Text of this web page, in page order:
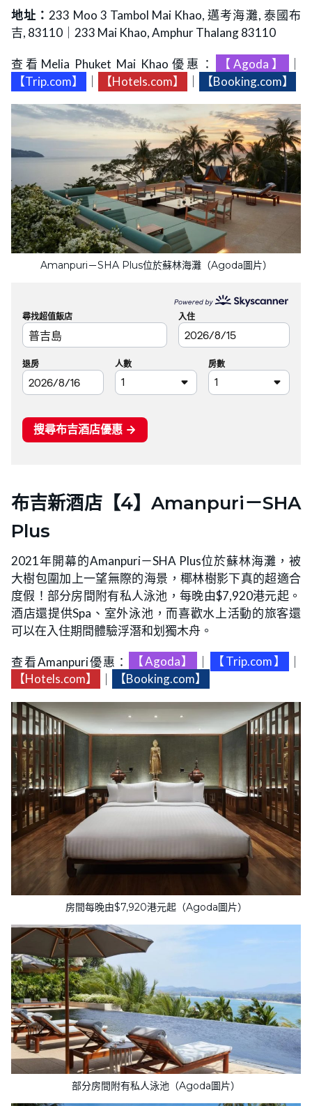
地址：233 Moo 3 Tambol Mai Khao, 邁考海灘, 泰國布
吉, 83110｜233 Mai Khao, Amphur Thalang 83110
查看Melia Phuket Mai Khao優惠： 【Agoda】
【Trip.com】
【Hotels.com】 【Booking.com】
Amanpuri－SHA Plus位於蘇林海灘（Agoda圖片）
布吉新酒店【4】Amanpuri－SHA
Plus
2021年開幕的Amanpuri－SHA Plus位於蘇林海灘，被
大樹包圍加上一望無際的海景，椰林樹影下真的超適合
度假！部分房間附有私人泳池，每晚由$7,920港元起。
酒店還提供Spa、室外泳池，而喜歡水上活動的旅客還
可以在入住期間體驗浮潛和划獨木舟。
查看Amanpuri優惠： 【Agoda】 【Trip.com】
【Hotels.com】
【Booking.com】
房間每晚由$7,920港元起（Agoda圖片）
部分房間附有私人泳池（Agoda圖片）